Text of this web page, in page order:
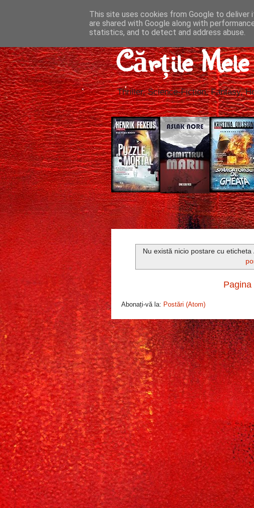
Cărțile
Thriller, Science-Fiction, Fantasy,
Nu există nicio postare cu eticheta
Abonați-vă la: Postări (Atom)
This site uses cookies from Google to deliver
are shared with Google along with
statistics, and to detect and address abuse.